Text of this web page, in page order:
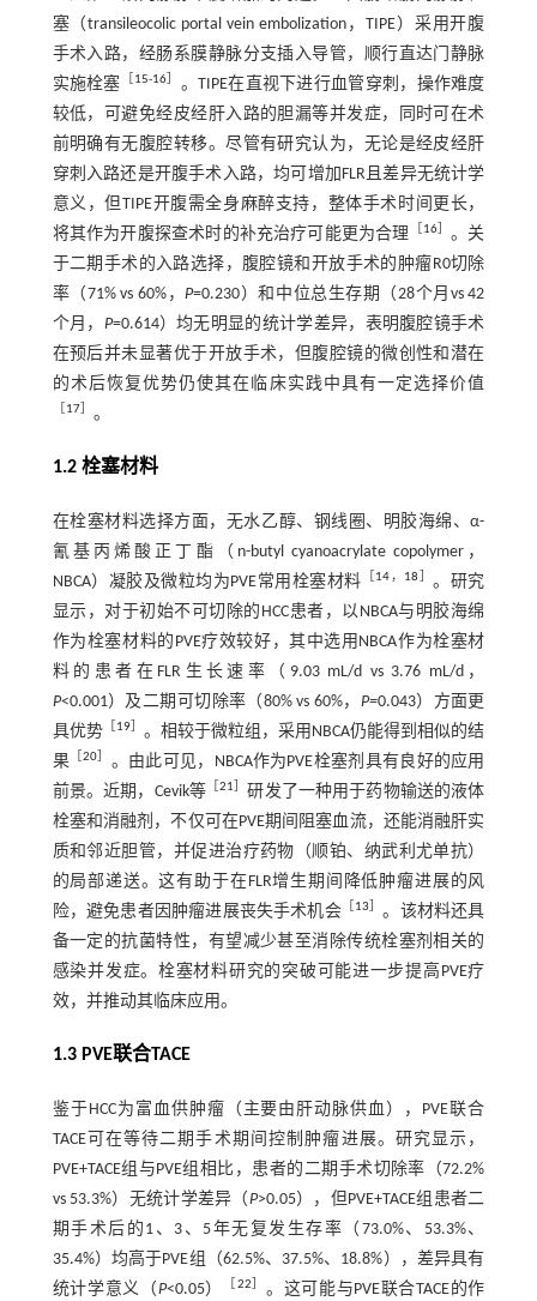
塞（transileocolic portal vein embolization，TIPE）采用开腹
手术入路，经肠系膜静脉分支插入导管，顺行直达门静脉
实施栓塞
15-16
。TIPE在直视下进行血管穿刺，操作难度
较低，可避免经皮经肝入路的胆漏等并发症，同时可在术
前明确有无腹腔转移。尽管有研究认为，无论是经皮经肝
穿刺入路还是开腹手术入路，均可增加FLR且差异无统计学
意义，但TIPE开腹需全身麻醉支持，整体手术时间更长，
将其作为开腹探查术时的补充治疗可能更为合理
16］ 。关
于二期手术的入路选择，腹腔镜和开放手术的肿瘤R0切除
率（71% vs 60%，P=0.230）和中位总生存期（28个月vs 42
个月， P=0.614）均无明显的统计学差异，表明腹腔镜手术
在预后并未显著优于开放手术，但腹腔镜的微创性和潜在
的术后恢复优势仍使其在临床实践中具有一定选择价值
17］ 。
1.2 栓塞材料
在栓塞材料选择方面，无水乙醇、钢线圈、明胶海绵、α-
氰基丙烯酸正丁酯（n-butyl cyanoacrylate copolymer，
NBCA）凝胶及微粒均为PVE常用栓塞材料
14， 18
。研究
显示，对于初始不可切除的HCC患者，以NBCA与明胶海绵
作为栓塞材料的PVE疗效较好，其中选用NBCA作为栓塞材
料的患者在FLR生长速率（9.03 mL/d vs 3.76 mL/d，
P<0.001）及二期可切除率（80% vs 60%， P=0.043）方面更
具优势［ 19］ 。相较于微粒组，采用NBCA仍能得到相似的结
果 ［20
。由此可见，NBCA作为PVE栓塞剂具有良好的应用
前景。近期，Cevik等［21 ］研发了一种用于药物输送的液体
栓塞和消融剂，不仅可在PVE期间阻塞血流，还能消融肝实
质和邻近胆管，并促进治疗药物（顺铂、纳武利尤单抗）
的局部递送。这有助于在FLR增生期间降低肿瘤进展的风
险，避免患者因肿瘤进展丧失手术机会［ 13
。该材料还具
备一定的抗菌特性，有望减少甚至消除传统栓塞剂相关的
感染并发症。栓塞材料研究的突破可能进一步提高PVE疗
效，并推动其临床应用。
1.3 PVE联合TACE
鉴于HCC为富血供肿瘤（主要由肝动脉供血），PVE联合
TACE可在等待二期手术期间控制肿瘤进展。研究显示，
PVE+TACE组与PVE组相比，患者的二期手术切除率（72.2%
vs 53.3%）无统计学差异（P>0.05），但PVE+TACE组患者二
期手术后的1、3、5年无复发生存率（73.0%、53.3%、
35.4%）均高于PVE组（62.5%、37.5%、18.8%），差异具有
统计学意义（P<0.05） 22
。这可能与PVE联合TACE的作